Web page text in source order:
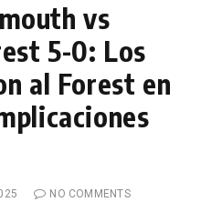
vs
5-0: Los
al Forest en
NO COMMENTS